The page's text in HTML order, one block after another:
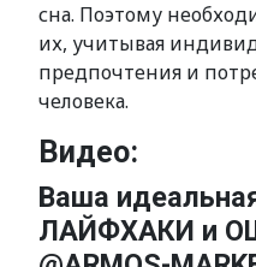
сна. Поэтому
их, учитывая
предпочтения и
человека.
Видео:
Ваша
ЛАЙФХАКИ и